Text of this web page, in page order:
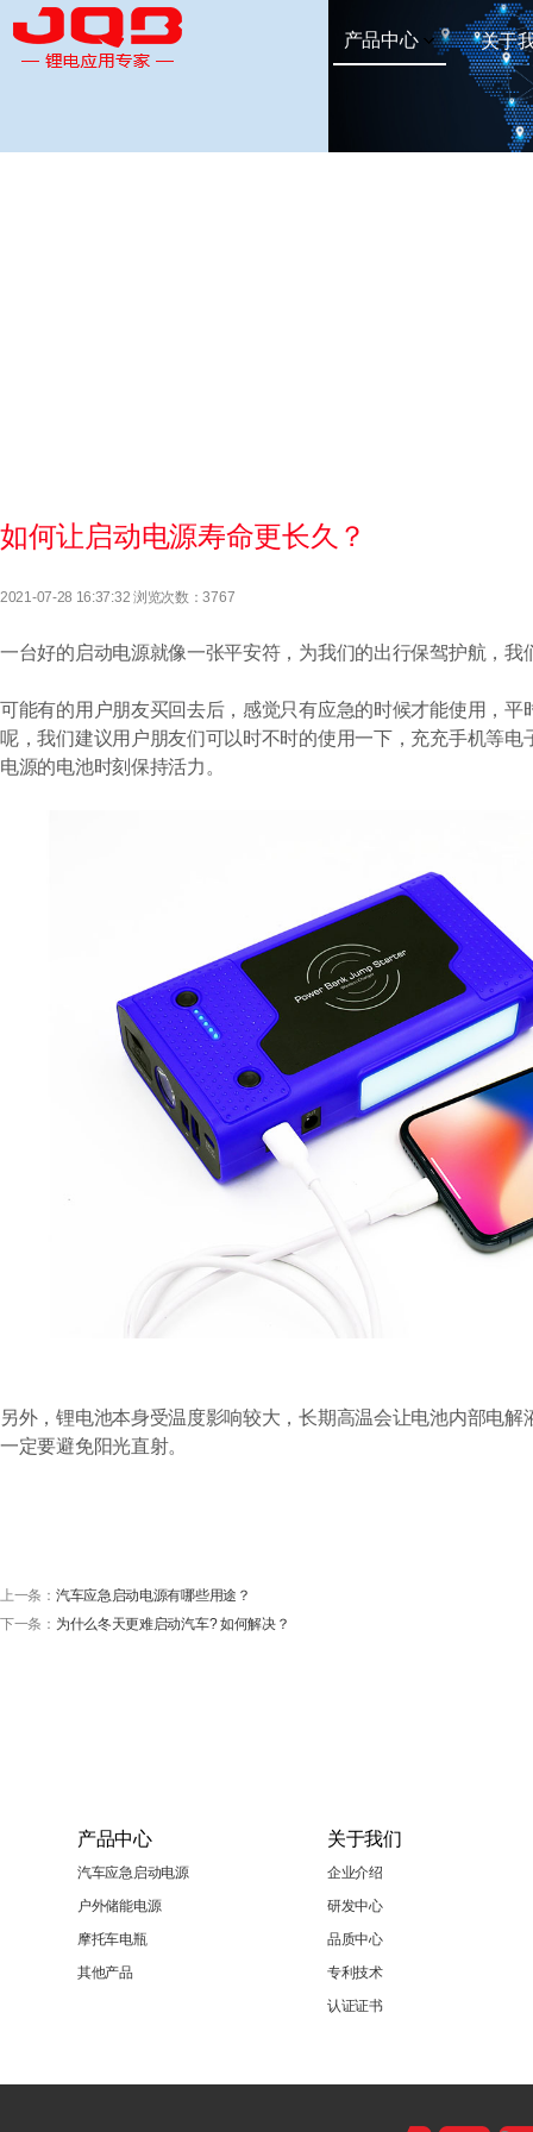
产品中心 关于
如何让启动电源寿命更长久？
2021-07-28 16:37:32 浏览次数：3767
一台好的启动电源就像一张平安符，为我们的出行保驾护航，
可能有的用户朋友买回去后，感觉只有应急的时候才能使用，
呢，我们建议用户朋友们可以时不时的使用一下，充充手机等
电源的电池时刻保持活力。
另外，锂电池本身受温度影响较大，长期高温会让电池内部电
一定要避免阳光直射。
上一条： 汽车应急启动电源有哪些用途？
下一条： 为什么冬天更难启动汽车? 如何解决？
产品中心
汽车应急启动电源
户外储能电源
摩托车电瓶
其他产品
关于我们
企业介绍
研发中心
品质中心
专利技术
认证证书